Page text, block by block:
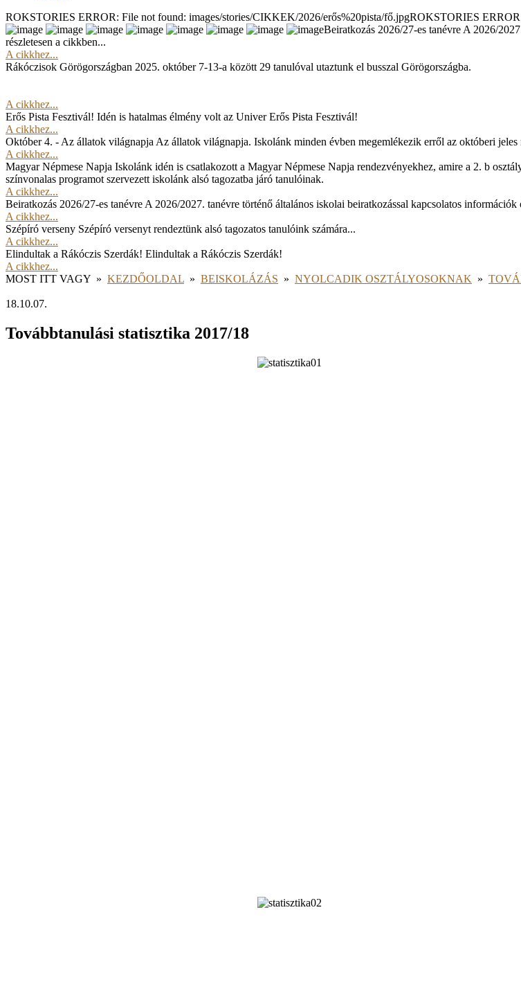
ROKSTORIES ERROR: File not found: images/stories/CIKKEK/2026/erős%20pista/fő.jpgROKSTORIES
Beiratkozás 2026/27-es tanévre A 2026/
részletesen a cikkben...
A cikkhez...
Rákóczisok Görögországban 2025. október 7-13-a között 29 tanulóval utaztunk el busszal Görögországba.
A cikkhez...
Erős Pista Fesztivál! Idén is hatalmas élmény volt az Univer Erős Pista Fesztivál!
A cikkhez...
Október 4. - Az állatok világnapja Az állatok világnapja. Iskolánk minden évben megemlékezik erről az októberi
A cikkhez...
Magyar Népmese Napja Iskolánk idén is csatlakozott a Magyar Népmese Napja rendezvényekhez, amire a 2. b
színvonalas programot szervezett iskolánk alsó tagozatba járó tanulóinak.
A cikkhez...
Beiratkozás 2026/27-es tanévre A 2026/2027. tanévre történő általános iskolai beiratkozással kapcsolatos információk
A cikkhez...
Szépíró verseny Szépíró versenyt rendeztünk alsó tagozatos tanulóink számára...
A cikkhez...
Elindultak a Rákóczis Szerdák! Elindultak a Rákóczis Szerdák!
A cikkhez...
MOST ITT VAGY » KEZDŐOLDAL » BEISKOLÁZÁS » NYOLCADIK OSZTÁLYOSOKNAK »
18.10.07.
Továbbtanulási statisztika 2017/18